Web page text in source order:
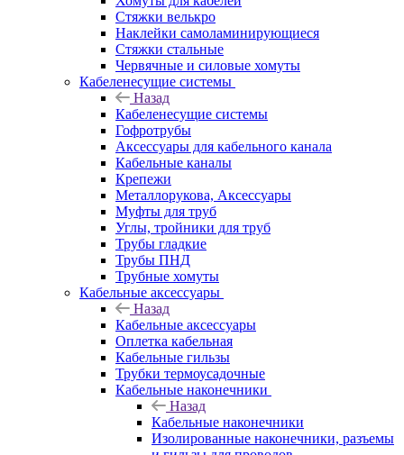
Стяжки велькро
Наклейки самоламинирующиеся
Стяжки стальные
Червячные и силовые хомуты
Кабеленесущие системы
Назад
Кабеленесущие системы
Гофротрубы
Аксессуары для кабельного канала
Кабельные каналы
Крепежи
Металлорукова, Аксессуары
Муфты для труб
Углы, тройники для труб
Трубы гладкие
Трубы ПНД
Трубные хомуты
Кабельные аксессуары
Назад
Кабельные аксессуары
Оплетка кабельная
Кабельные гильзы
Трубки термоусадочные
Кабельные наконечники
Назад
Кабельные наконечники
Изолированные наконечники, разъемы